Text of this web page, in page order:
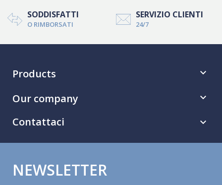
SODDISFATTI
O RIMBORSATI
SERVIZIO CLIENTI
24/7
Products 
Our company 
Contattaci 
NEWSLETTER